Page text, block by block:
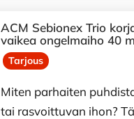
ACM Sebionex Trio
vaikea ongelmaiho 40
Tarjous
Miten parhaiten
tai rasvoittuvan ihon?